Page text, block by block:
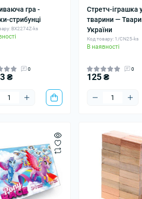
гра -
стрибунці
BX2274Z-ks
0
₴
Стретч-іграшка
тварини —
України
Код товару: 1/CN25-ks
В наявності
0
125 ₴